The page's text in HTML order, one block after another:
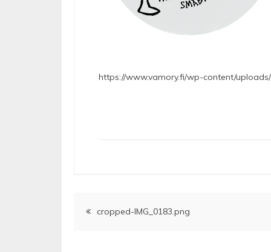
https://www.vamory.fi/wp-content/
Artikkelien
cropped-IMG_0183.png